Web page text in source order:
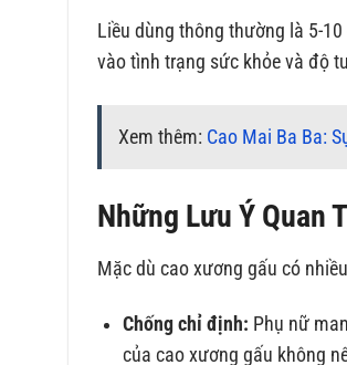
Liều dùng thông thường là 5-
vào tình trạng sức khỏe và độ
Xem thêm: Cao Mai Ba Ba:
Những Lưu Ý Quan
Mặc dù cao xương gấu có
Chống chỉ định: Phụ nữ
của cao xương gấu không